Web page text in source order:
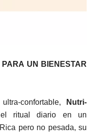
UN BIENESTAR
confortable,
Nutri-
ritual diario en un
pero no pesada, su